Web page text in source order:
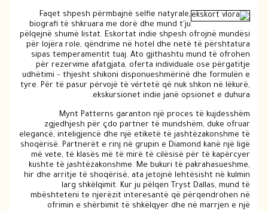
Faqet shpesh përmbajnë selfie natyrale,
biografi të shkruara me dorë dhe mund t'ju
pëlqejnë shumë listat. Eskortat indie shpesh ofrojnë mundësi
për lojëra role, qëndrime në hotel dhe netë të përshtatura
sipas temperamentit tuaj. Ato gjithashtu mund të ofrohen
për rezervime afatgjata, oferta individuale ose përgatitje
udhëtimi – thjesht shikoni disponueshmërinë dhe formulën e
tyre. Për të pasur përvojë të vërtetë që nuk shkon në lëkurë,
ekskursionet indie janë opsionet e duhura.
Mynt Patterns garanton një proces të kujdesshëm
zgjedhjesh për çdo partner të mundshëm, duke ofruar
elegancë, inteligjencë dhe një etiketë të jashtëzakonshme të
shoqërisë. Partnerët e rinj në grupin e Diamond kanë një ligë
më vete, të klasës më të mirë të cilësisë për të kapërcyer
kushte të jashtëzakonshme. Me bukuri të pakrahasueshme,
hir dhe arritje të shoqërisë, ata jetojnë lehtësisht në kulmin
larg shkëlqimit. Kur ju pëlqen Tryst Dallas, mund të
mbështeteni te njerëzit interesantë që përqendrohen në
ofrimin e shërbimit të shkëlqyer dhe në marrjen e një